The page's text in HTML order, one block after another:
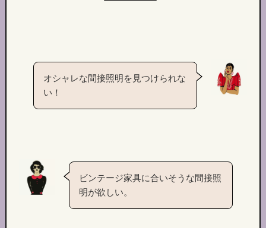
オシャレな間接照明を見つけられな
い！
ビンテージ家具に合いそうな間接照
明が欲しい。